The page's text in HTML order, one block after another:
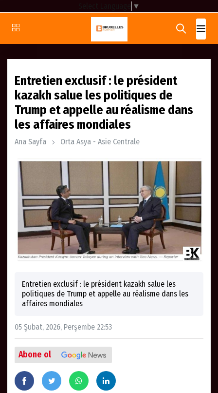
▼
Entretien exclusif : le président
kazakh salue les politiques de
Trump et appelle au réalisme dans
les affaires mondiales
Ana Sayfa Orta Asya - Asie Centrale
Entretien exclusif : le président kazakh salue les
politiques de Trump et appelle au réalisme dans les
affaires mondiales
05 Şubat, 2026, Perşembe 22:53
Abone ol